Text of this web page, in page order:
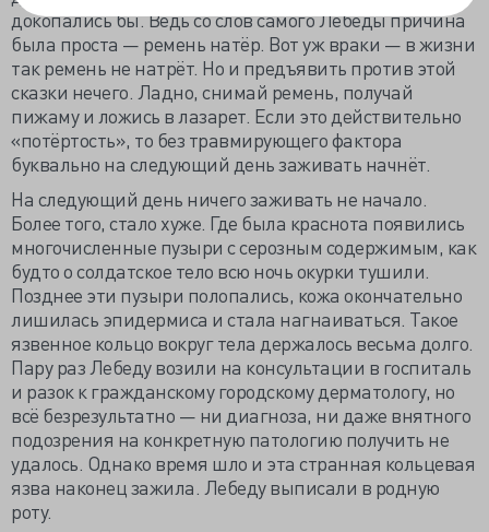
докопались бы. Ведь со слов самого Лебеды причина
была проста — ремень натёр. Вот уж враки — в жизни
так ремень не натрёт. Но и предъявить против этой
сказки нечего. Ладно, снимай ремень, получай
пижаму и ложись в лазарет. Если это действительно
«потёртость», то без травмирующего фактора
буквально на следующий день заживать начнёт.
На следующий день ничего заживать не начало.
Более того, стало хуже. Где была краснота появились
многочисленные пузыри с серозным содержимым, как
будто о солдатское тело всю ночь окурки тушили.
Позднее эти пузыри полопались, кожа окончательно
лишилась эпидермиса и стала нагнаиваться. Такое
язвенное кольцо вокруг тела держалось весьма долго.
Пару раз Лебеду возили на консультации в госпиталь
и разок к гражданскому городскому дерматологу, но
всё безрезультатно — ни диагноза, ни даже внятного
подозрения на конкретную патологию получить не
удалось. Однако время шло и эта странная кольцевая
язва наконец зажила. Лебеду выписали в родную
роту.